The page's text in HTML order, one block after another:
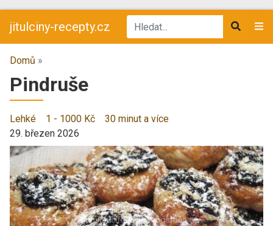
jitulciny-recepty.cz
Domů »
Pindruše
Lehké 1 - 1000 Kč
30 minut a více
29. březen 2026